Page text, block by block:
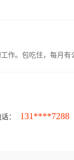
。包吃住，每月有
： 131****7288